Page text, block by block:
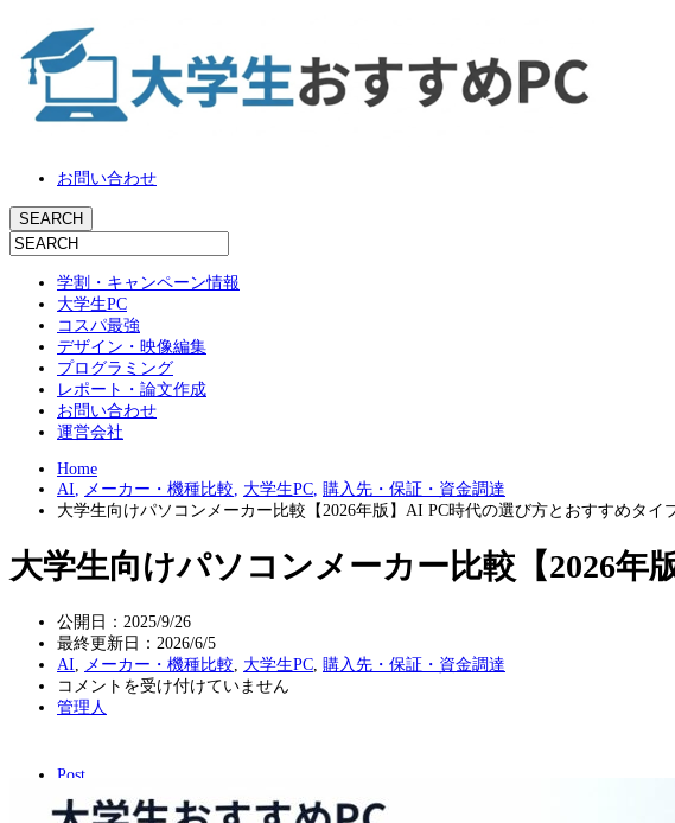
お問い合わせ
学割・キャンペーン情報
大学生PC
コスパ最強
デザイン・映像編集
プログラミング
レポート・論文作成
お問い合わせ
運営会社
Home
AI, メーカー・機種比較, 大学生PC, 購入先・保証・資金調達
大学生向けパソコンメーカー比較【2026年版】AI PC時代の選び方とおすすめタイ
大学生向けパソコンメーカー比較【2026
公開日：2025/9/26
最終更新日： 2026/6/5
AI
メーカー・機種比較 大学生PC 購入先・保証・資金調達
大
学
け
ソ
コメントを受け付けていません
管理人
Post